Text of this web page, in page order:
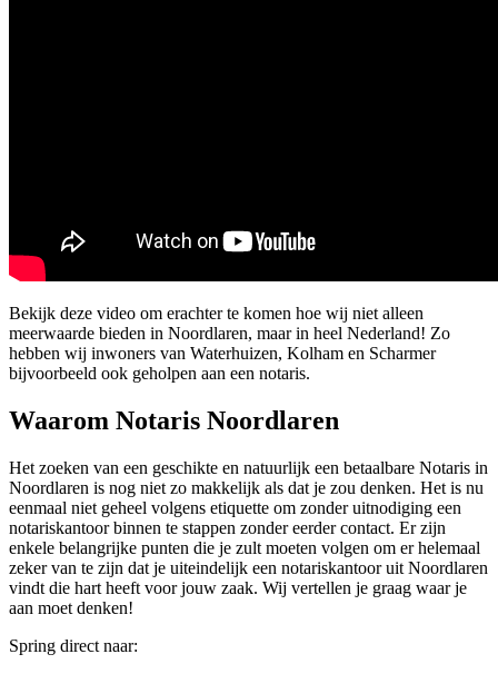
Bekijk deze video om erachter te komen hoe wij niet alleen
meerwaarde bieden in Noordlaren, maar in heel Nederland! Zo
hebben wij inwoners van Waterhuizen, Kolham en Scharmer
bijvoorbeeld ook geholpen aan een notaris.
Waarom Notaris Noordlaren
Het zoeken van een geschikte en natuurlijk een betaalbare Notaris in
Noordlaren is nog niet zo makkelijk als dat je zou denken. Het is nu
eenmaal niet geheel volgens etiquette om zonder uitnodiging een
notariskantoor binnen te stappen zonder eerder contact. Er zijn
enkele belangrijke punten die je zult moeten volgen om er helemaal
zeker van te zijn dat je uiteindelijk een notariskantoor uit Noordlaren
vindt die hart heeft voor jouw zaak. Wij vertellen je graag waar je
aan moet denken!
Spring direct naar: